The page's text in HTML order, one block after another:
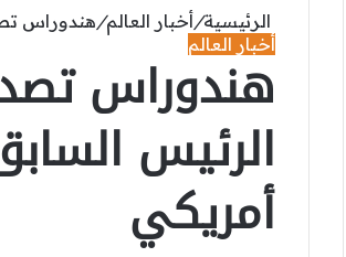
الرئيسية/أخبار العالم/هندوراس
أخبار العالم
هندوراس
الرئيس
أمريكي